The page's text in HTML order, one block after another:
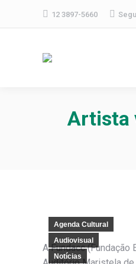
12 3897-5660
Artista
Agenda Cultural
Audiovisual
Notícias
A Fundacc (Fundação